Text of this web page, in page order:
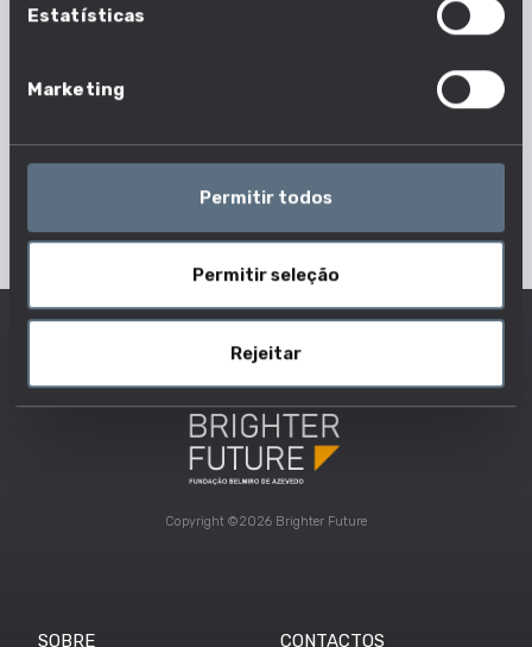
Estatísticas
Marketing
Permitir todos
Permitir seleção
Rejeitar
Copyright ©2026 Brighter Future
SOBRE CONTACTOS